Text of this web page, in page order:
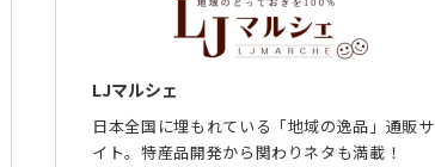
LJマルシェ
日本全国に埋もれている「地域の逸品」通販サ
イト。特産品開発から関わりネタも満載！